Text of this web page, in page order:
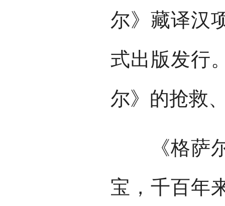
尔》藏译汉
式出版发行
尔》的抢救
《格萨尔
宝，千百年